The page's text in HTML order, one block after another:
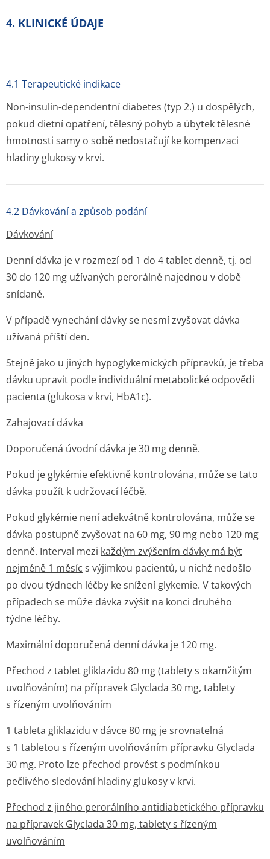
4. KLINICKÉ ÚDAJE
4.1 Terapeutické indikace
Non-insulin-dependentní diabetes (typ 2.) u dospělých,
pokud dietní opatření, tělesný pohyb a úbytek tělesné
hmotnosti samy o sobě nedostačují ke kompenzaci
hladiny glukosy v krvi.
4.2 Dávkování a způsob podání
Dávkování
Denní dávka je v rozmezí od 1 do 4 tablet denně, tj. od
30 do 120 mg užívaných perorálně najednou v době
snídaně.
V případě vynechání dávky se nesmí zvyšovat dávka
užívaná příští den.
Stejně jako u jiných hypoglykemických přípravků, je třeba
dávku upravit podle individuální metabolické odpovědi
pacienta (glukosa v krvi, HbA1c).
Zahajovací dávka
Doporučená úvodní dávka je 30 mg denně.
Pokud je glykémie efektivně kontrolována, může se tato
dávka použít k udržovací léčbě.
Pokud glykémie není adekvátně kontrolována, může se
dávka postupně zvyšovat na 60 mg, 90 mg nebo 120 mg
denně. Interval mezi každým zvýšením dávky má být
nejméně 1 měsíc s výjimkou pacientů, u nichž nedošlo
po dvou týdnech léčby ke snížení glykemie. V takových
případech se může dávka zvýšit na konci druhého
týdne léčby.
Maximální doporučená denní dávka je 120 mg.
Přechod z tablet gliklazidu 80 mg (tablety s okamžitým
uvolňováním) na přípravek Glyclada 30 mg, tablety
s řízeným uvolňováním
1 tableta gliklazidu v dávce 80 mg je srovnatelná
s 1 tabletou s řízeným uvolňováním přípravku Glyclada
30 mg. Proto lze přechod provést s podmínkou
pečlivého sledování hladiny glukosy v krvi.
Přechod z jiného perorálního antidiabetického přípravku
na přípravek Glyclada 30 mg, tablety s řízeným
uvolňováním